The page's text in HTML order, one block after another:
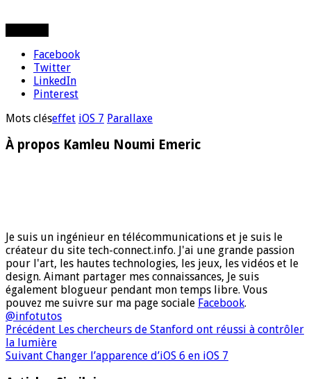
Facebook
Twitter
LinkedIn
Pinterest
Mots cléseffet iOS 7 Parallaxe
À propos Kamleu Noumi Emeric
Je suis un ingénieur en télécommunications et je suis le
créateur du site tech-connect.info. J'ai une grande passion
pour l'art, les hautes technologies, les jeux, les vidéos et le
design. Aimant partager mes connaissances, Je suis
également blogueur pendant mon temps libre. Vous
pouvez me suivre sur ma page sociale Facebook.
@infotutos
Précédent Les chercheurs de Stanford ont réussi à contrôler
la lumière
Suivant Changer l’apparence d’iOS 6 en iOS 7